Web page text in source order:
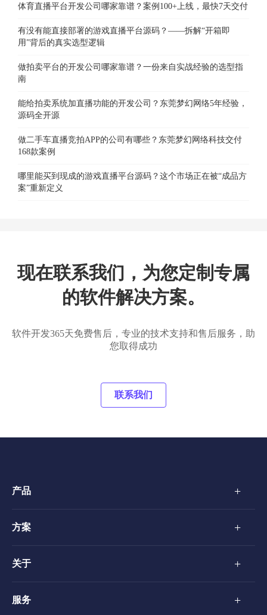
体育直播平台开发公司哪家靠谱？案例100+上线，最快7天交付
有没有能直接部署的游戏直播平台源码？——拆解“开箱即
用”背后的真实选型逻辑
做拍卖平台的开发公司哪家靠谱？一份来自实战经验的选型指
南
能给拍卖系统加直播功能的开发公司？东莞梦幻网络5年经验，
源码全开源
做二手车直播竞拍APP的公司有哪些？东莞梦幻网络科技交付
168款案例
哪里能买到现成的游戏直播平台源码？这个市场正在被“成品方
案”重新定义
现在联系我们，为您定制专属
的软件解决方案。
软件开发365天免费售后，专业的技术支持和售后服务，助
您取得成功
联系我们
产品 +
方案 +
关于 +
服务 +